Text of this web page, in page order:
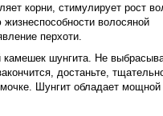
корни, стимулирует рост
волосяной
перхоти.
шунгита. Не
достаньте,
Шунгит обладает мощной